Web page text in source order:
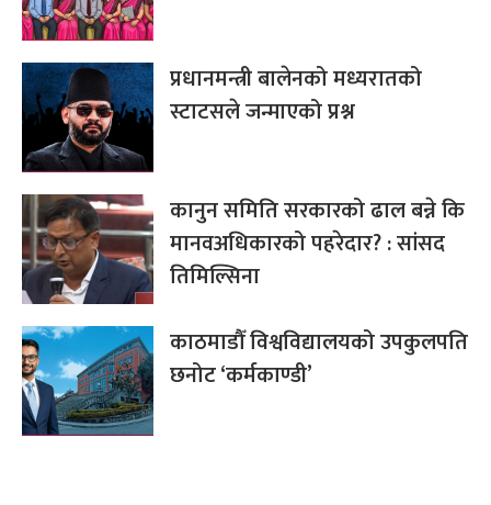
प्रधानमन्त्री बालेनको मध्यरातको
स्टाटसले जन्माएको प्रश्न
कानुन समिति सरकारको ढाल बन्ने कि
मानवअधिकारको पहरेदार? : सांसद
तिमिल्सिना
काठमाडौँ विश्वविद्यालयको उपकुलपति
छनोट ‘कर्मकाण्डी’